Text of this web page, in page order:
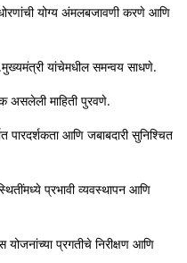
योग्य अंमलबजावणी करणे आणि
यांचेमधील समन्वय साधणे.
असलेली माहिती पुरवणे.
पारदर्शकता आणि जबाबदारी सुनिश्चित
प्रभावी व्यवस्थापन आणि
योजनांच्या प्रगतीचे निरीक्षण आणि